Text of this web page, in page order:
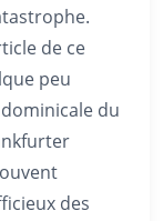
de ce
peu
du
des